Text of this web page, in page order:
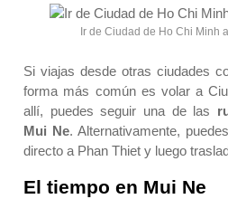
Ir de Ciudad de Ho Chi Minh
Si viajas desde otras ciudades
forma más común es volar a
allí, puedes seguir una de las
Mui Ne. Alternativamente,
directo a Phan Thiet y luego
El tiempo en Mui Ne